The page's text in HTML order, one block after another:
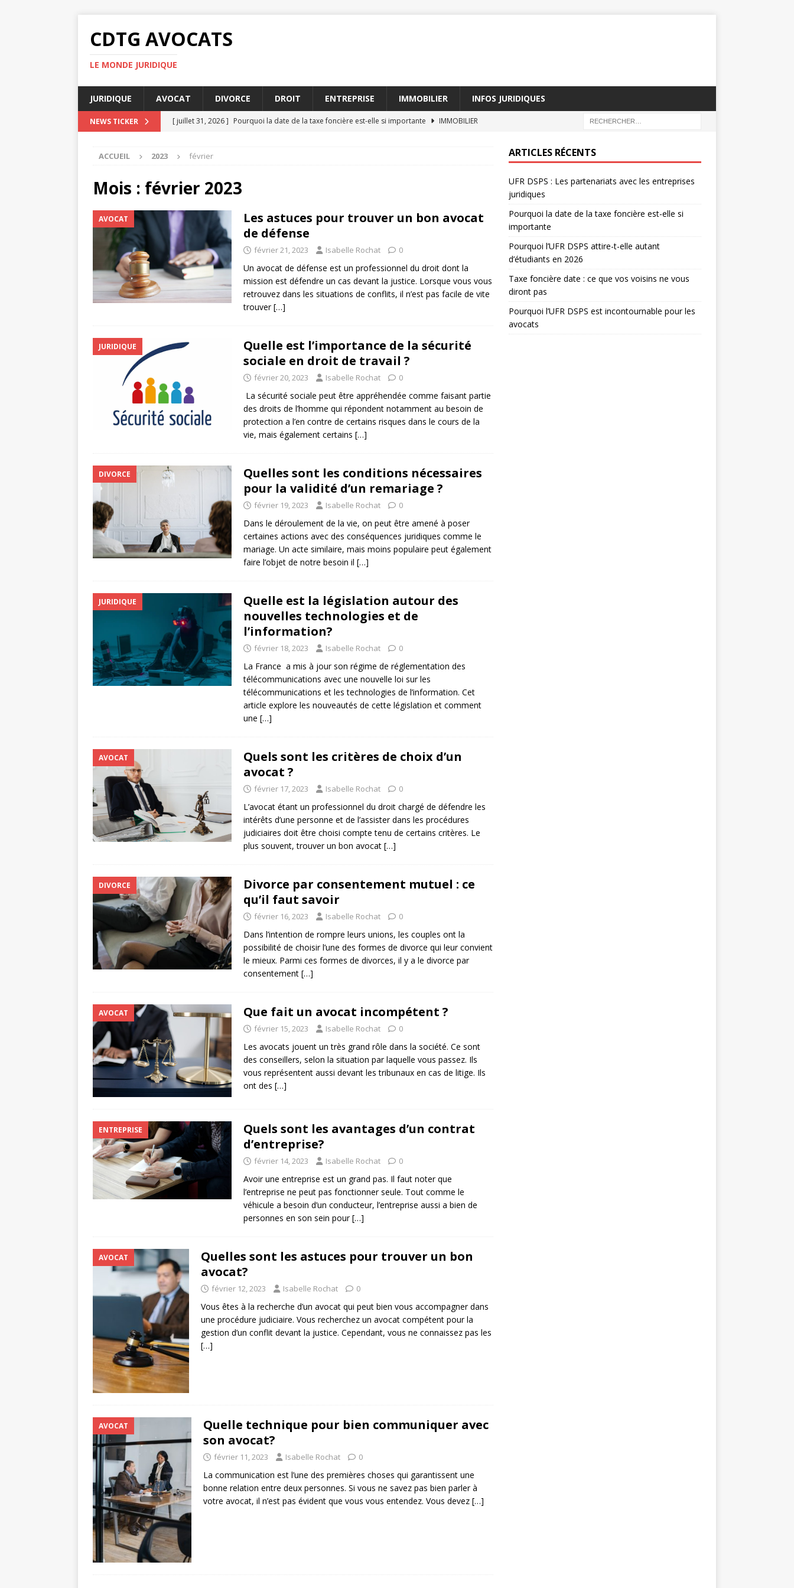
CDTG AVOCATS
LE MONDE JURIDIQUE
JURIDIQUE AVOCAT DIVORCE DROIT ENTREPRISE IMMOBILIER INFOS JURIDIQUES
NEWS TICKER [ juillet 31, 2026 ] Pourquoi la date de la taxe foncière est-elle si importante
IMMOBILIER
[ juillet 23, 2026 ]
[ juillet 19, 2026 ] Pourquoi l’UFR DSPS est incontournable pour les avocats
ACCUEIL 2023 février
Mois : février 2023
AVOCAT
Les astuces pour trouver un bon avocat
de défense
février 21, 2023 Isabelle Rochat 0
Un avocat de défense est un professionnel du droit dont la
mission est défendre un cas devant la justice. Lorsque vous vous
retrouvez dans les situations de conflits, il n’est pas facile de vite
trouver[…]
JURIDIQUE
Quelle est l’importance de la sécurité
sociale en droit de travail ?
février 20, 2023 Isabelle Rochat 0
La sécurité sociale peut être appréhendée comme faisant partie
des droits de l’homme qui répondent notamment au besoin de
protection a l’en contre de certains risques dans le cours de la
vie, mais également certains […]
DIVORCE
Quelles sont les conditions nécessaires
pour la validité d’un remariage ?
février 19, 2023 Isabelle Rochat 0
Dans le déroulement de la vie, on peut être amené à poser
certaines actions avec des conséquences juridiques comme le
mariage. Un acte similaire, mais moins populaire peut également
faire l’objet de notre besoin il […]
JURIDIQUE
Quelle est la législation autour des
nouvelles technologies et de
l’information?
février 18, 2023 Isabelle Rochat 0
La France a mis à jour son régime de réglementation des
télécommunications avec une nouvelle loi sur les
télécommunications et les technologies de l’information. Cet
article explore les nouveautés de cette législation et comment
une […]
AVOCAT
Quels sont les critères de choix d’un
avocat ?
février 17, 2023 Isabelle Rochat 0
L’avocat étant un professionnel du droit chargé de défendre les
intérêts d’une personne et de l’assister dans les procédures
judiciaires doit être choisi compte tenu de certains critères. Le
plus souvent, trouver un bon avocat […]
DIVORCE
Divorce par consentement mutuel : ce
qu’il faut savoir
février 16, 2023 Isabelle Rochat 0
Dans l’intention de rompre leurs unions, les couples ont la
possibilité de choisir l’une des formes de divorce qui leur convient
le mieux. Parmi ces formes de divorces, il y a le divorce par
consentement […]
AVOCAT Que fait un avocat incompétent ?
février 15, 2023 Isabelle Rochat 0
Les avocats jouent un très grand rôle dans la société. Ce sont
des conseillers, selon la situation par laquelle vous passez. Ils
vous représentent aussi devant les tribunaux en cas de litige. Ils
ont des […]
ENTREPRISE
Quels sont les avantages d’un contrat
d’entreprise?
février 14, 2023 Isabelle Rochat 0
Avoir une entreprise est un grand pas. Il faut noter que
l’entreprise ne peut pas fonctionner seule. Tout comme le
véhicule a besoin d’un conducteur, l’entreprise aussi a bien de
personnes en son sein pour[…]
AVOCAT
Quelles sont les astuces pour trouver un bon
avocat?
février 12, 2023 Isabelle Rochat 0
Vous êtes à la recherche d’un avocat qui peut bien vous accompagner dans
une procédure judiciaire. Vous recherchez un avocat compétent pour la
gestion d’un conflit devant la justice. Cependant, vous ne connaissez pas les
[…]
AVOCAT
Quelle technique pour bien communiquer avec
son avocat?
février 11, 2023 Isabelle Rochat 0
La communication est l’une des premières choses qui garantissent une
bonne relation entre deux personnes. Si vous ne savez pas bien parler à
votre avocat, il n’est pas évident que vous vous entendez. Vous devez […]
ARTICLES RÉCENTS
UFR DSPS : Les partenariats avec les entreprises
juridiques
Pourquoi la date de la taxe foncière est-elle si
importante
Pourquoi l’UFR DSPS attire-t-elle autant
d’étudiants en 2026
Taxe foncière date : ce que vos voisins ne vous
diront pas
Pourquoi l’UFR DSPS est incontournable pour les
avocats